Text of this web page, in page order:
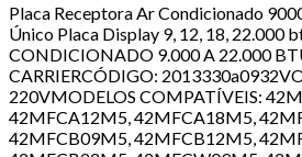
Placa Receptora Ar Condicionado
Único Placa Display 9, 12, 18, 22.000
CONDICIONADO 9.000 A 22.000
CARRIERCÓDIGO:
220VMODELOS COMPATÍVEIS:
42MFCA12M5, 42MFCA18M5,
42MFCB09M5, 42MFCB12M5,